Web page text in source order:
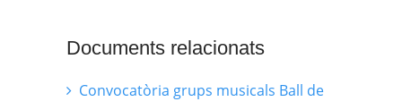
Documents relacionats
Convocatòria grups musicals Ball de